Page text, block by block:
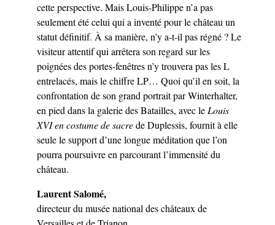
cette perspective. Mais Louis-Philippe n’a pas
seulement été celui qui a inventé pour le château un
statut définitif. À sa manière, n’y a-t-il pas régné ? Le
visiteur attentif qui arrêtera son regard sur les
poignées des portes-fenêtres n’y trouvera pas les L
entrelacés, mais le chiffre LP… Quoi qu’il en soit, la
confrontation de son grand portrait par Winterhalter,
en pied dans la galerie des Batailles, avec leLouis
XVI en costume de sacrede Duplessis, fournit à elle
seule le support d’une longue méditation que l’on
pourra poursuivre en parcourant l’immensité du
château.
Laurent Salomé,
directeur du musée national des châteaux de